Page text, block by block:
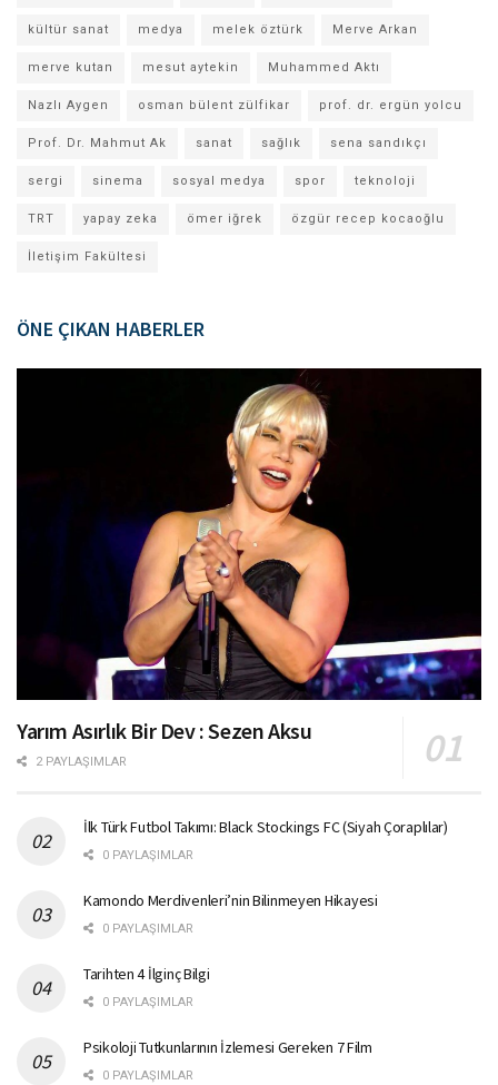
kültür sanat medya melek öztürk Merve Arkan
merve kutan mesut aytekin Muhammed Aktı
Nazlı Aygen osman bülent zülfikar prof. dr. ergün yolcu
Prof. Dr. Mahmut Ak sanat sağlık sena sandıkçı
sergi sinema sosyal medya spor teknoloji
TRT yapay zeka ömer iğrek özgür recep kocaoğlu
İletişim Fakültesi
ÖNE ÇIKAN HABERLER
Yarım Asırlık Bir Dev : Sezen Aksu
2 PAYLAŞIMLAR
İlk Türk Futbol Takımı: Black Stockings FC (Siyah Çoraplılar)
0 PAYLAŞIMLAR
Kamondo Merdivenleri’nin Bilinmeyen Hikayesi
0 PAYLAŞIMLAR
Tarihten 4 İlginç Bilgi
0 PAYLAŞIMLAR
Psikoloji Tutkunlarının İzlemesi Gereken 7 Film
0 PAYLAŞIMLAR